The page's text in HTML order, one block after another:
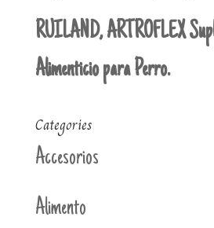
RUILAND, ARTROFLEX
Alimenticio para Perro.
Categories
Accesorios
Alimento